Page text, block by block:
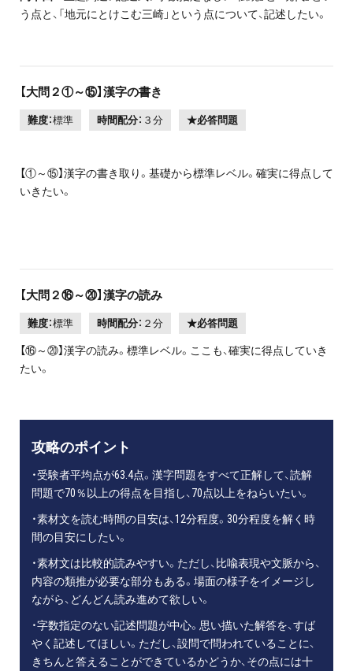
う点と、「地元にとけこむ三崎」という点について、記述したい。
【大問２①～⑮】漢字の書き
難度：標準 時間配分： ３分 ★必答問題
【①～⑮】漢字の書き取り。基礎から標準レベル。確実に得点して
いきたい。
【大問２⑯～⑳】漢字の読み
難度：標準 時間配分： ２分 ★必答問題
【⑯～⑳】漢字の読み。標準レベル。ここも、確実に得点していき
たい。
攻略のポイント
・受験者平均点が63.4点。漢字問題をすべて正解して、読解
問題で70％以上の得点を目指し、70点以上をねらいたい。
・素材文を読む時間の目安は、12分程度。30分程度を解く時
間の目安にしたい。
・素材文は比較的読みやすい。ただし、比喩表現や文脈から、
内容の類推が必要な部分もある。場面の様子をイメージし
ながら、どんどん読み進めて欲しい。
・字数指定のない記述問題が中心。思い描いた解答を、すば
やく記述してほしい。ただし、設問で問われていることに、
きちんと答えることができているかどうか、その点には十